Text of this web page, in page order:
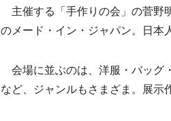
主催する「手作りの会」の菅野
のメード・イン・ジャパン。日本
会場に並ぶのは、洋服・バッグ
など、ジャンルもさまざま。展示